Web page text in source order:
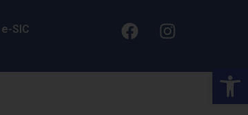
Barra de
e-SIC